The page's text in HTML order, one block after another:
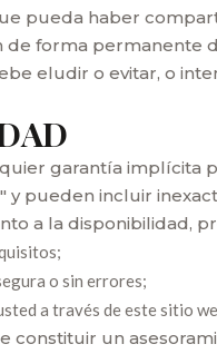
pueda haber
forma
eludir o evitar, o
garantía implícita
pueden incluir
a la disponibilidad,
o sin errores;
a través de este sitio
un